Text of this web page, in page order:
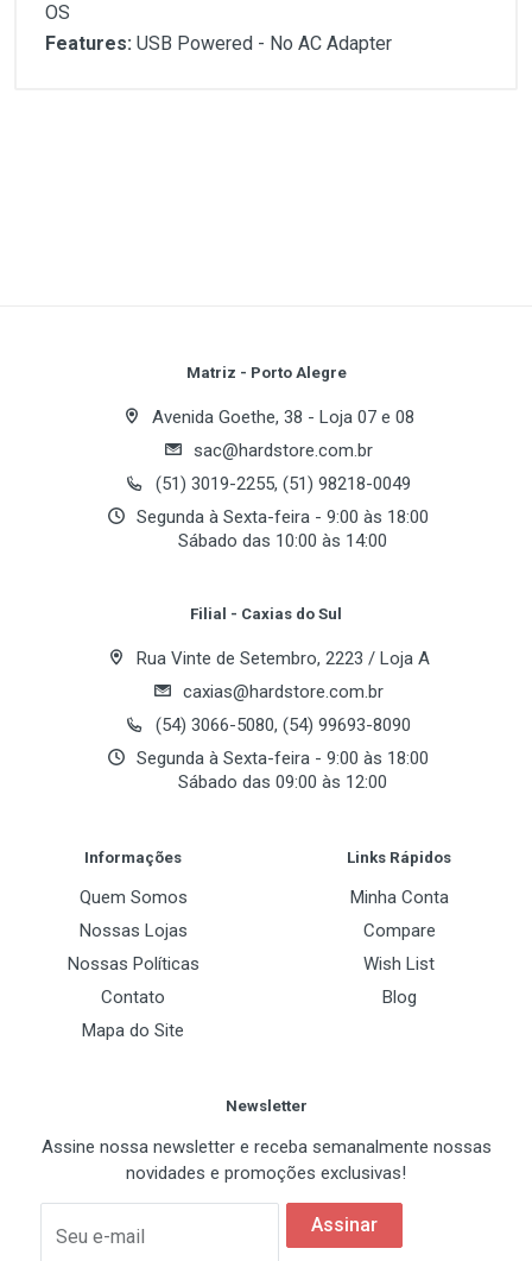
OS
Features: USB Powered - No AC Adapter
Your Name
Email Address
Matriz - Porto Alegre
Avenida Goethe, 38 - Loja 07 e 08
sac@hardstore.com.br
(51) 3019-2255, (51) 98218-0049
Segunda à Sexta-feira - 9:00 às 18:00
Sábado das 10:00 às 14:00
Filial - Caxias do Sul
Rua Vinte de Setembro, 2223 / Loja A
caxias@hardstore.com.br
(54) 3066-5080, (54) 99693-8090
Segunda à Sexta-feira - 9:00 às 18:00
Sábado das 09:00 às 12:00
Informações
Quem Somos
Nossas Lojas
Nossas Políticas
Contato
Mapa do Site
Links Rápidos
Minha Conta
Compare
Wish List
Blog
Newsletter
Assine nossa newsletter e receba semanalmente nossas
novidades e promoções exclusivas!
Seu e-mail
Assinar